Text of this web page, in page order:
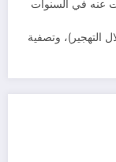
عنه في السنوات
التهجير)، وتصفية